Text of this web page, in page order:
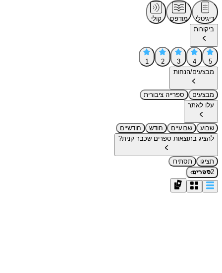
דיגיטלי מודפס
קולי
ביקורות
5
4
3
2
1
מבצעים/הנחות
מבצעים
ספרייה ציבורית
עלו לאתר
שבוע שבועיים חודש
חודשיים
להציג בתוצאות ספרים שכבר קנית?
תציגו
תסתירו
2ספרים›